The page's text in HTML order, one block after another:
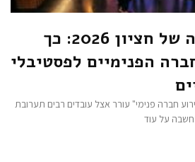
המהפכה השקטה של חציון 2026: כך
הפנימיים לפסטיבלי
חברה פנימי" עורר אצל עובדים רבים תערובת
על עוד